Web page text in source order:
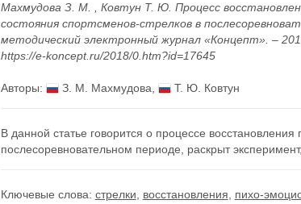
Махмудова З. М. , Ковтун Т. Ю. Процесс
состояния спортсменов-стрелков в
методический электронный журнал «Концепт». –
https://e-koncept.ru/2018/0.htm?id=17645
Авторы: З. М. Махмудова Т. Ю. Ковтун
В данной статье говорится о процессе
послесоревновательном периоде, раскрыт
Ключевые слова: стрелки восстановления пихо-